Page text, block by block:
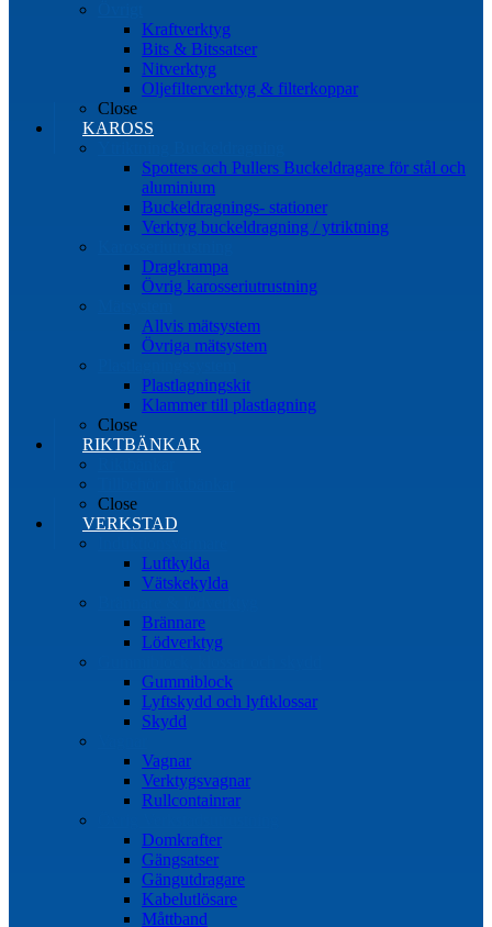
Kraftverktyg
Bits & Bitssatser
Nitverktyg
Oljefilterverktyg & filterkoppar
Close
KAROSS
Spotters och Pullers Buckeldragare för stål och
aluminium
Buckeldragnings- stationer
Verktyg buckeldragning / ytriktning
Dragkrampa
Övrig karosseriutrustning
Allvis mätsystem
Övriga mätsystem
Plastlagningskit
Klammer till plastlagning
Close
RIKTBÄNKAR
Close
VERKSTAD
Luftkylda
Vätskekylda
Brännare
Lödverktyg
Gummiblock
Lyftskydd och lyftklossar
Skydd
Vagnar
Verktygsvagnar
Rullcontainrar
Domkrafter
Gängsatser
Gängutdragare
Kabelutlösare
Måttband